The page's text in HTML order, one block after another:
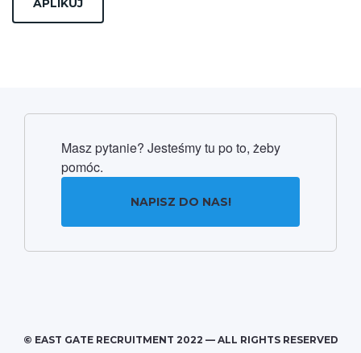
Masz pytanie? Jesteśmy tu po to, żeby
pomóc.
NAPISZ DO NAS!
© EAST GATE RECRUITMENT 2022 — ALL RIGHTS RESERVED